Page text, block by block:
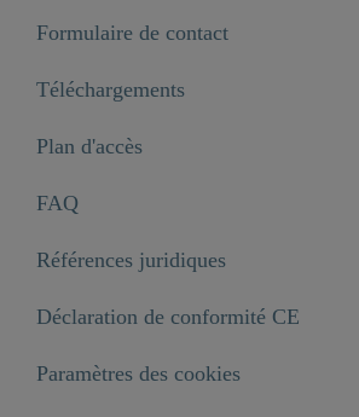
Formulaire de contact
Téléchargements
Plan d'accès
FAQ
Références juridiques
Déclaration de conformité CE
Paramètres des cookies